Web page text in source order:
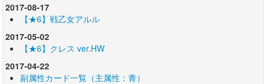
2017-08-17
【★6】戦乙女アルル
2017-05-02
【★6】クレス ver.HW
2017-04-22
副属性カード一覧（主属性：青）